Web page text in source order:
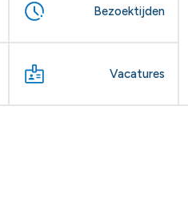
Bezoektijden
Vacatures